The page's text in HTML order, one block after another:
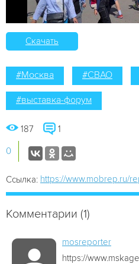
Скачать
#Москва #СВАО
#выставка-форум
187 1
0
Ссылка: https://www.mobrep.ru/
Комментарии (1)
mosreporter
https://